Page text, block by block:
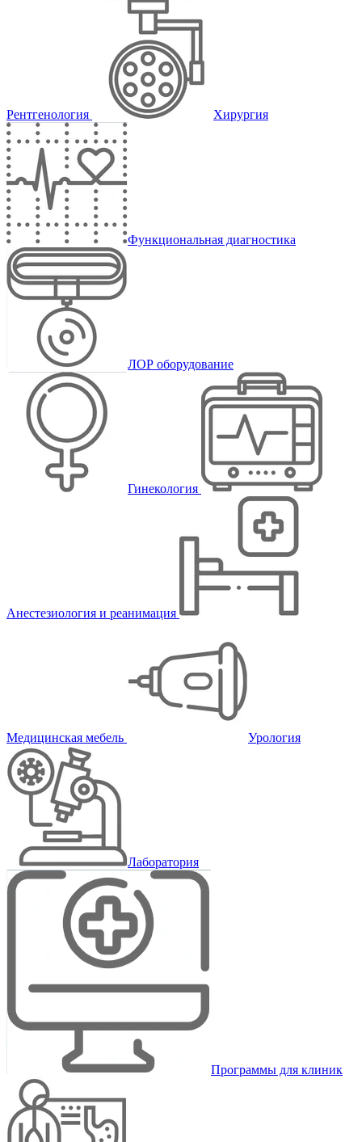
Рентгенология Хирургия
Функциональная диагностика
ЛОР оборудование
Гинекология
Анестезиология и реанимация
Медицинская мебель Урология
Лаборатория
Программы для клиник